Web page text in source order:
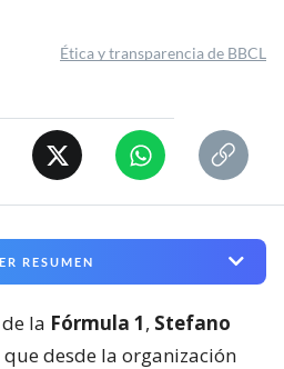
Ética y transparencia de BBCL
RESUMEN
la Fórmula 1, Stefano
desde la organización